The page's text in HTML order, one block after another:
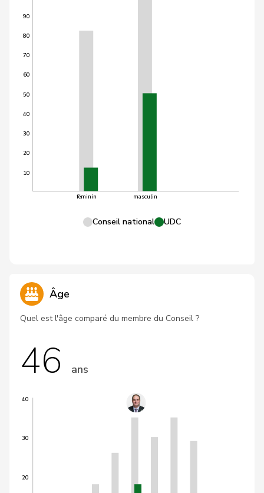
10
20
30
40
50
60
70
80
90
féminin masculin
Conseil national UDC
Âge
Quel est l'âge comparé du membre du Conseil ?
46 ans
20
30
40